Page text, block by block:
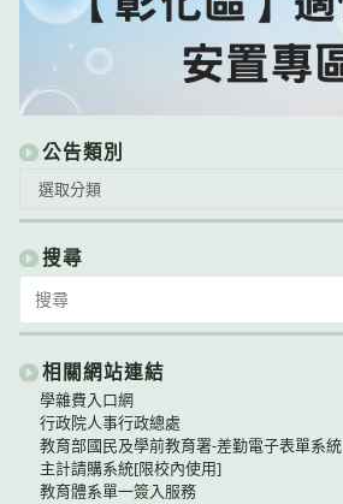
公告類別
類
別
選取分類
搜尋
for:
相關網站連結
學雜費入口網
行政院人事行政總處
教育部國民及學前教育署-差勤電子表單系統
主計請購系統[限校內使用]
教育體系單一簽入服務